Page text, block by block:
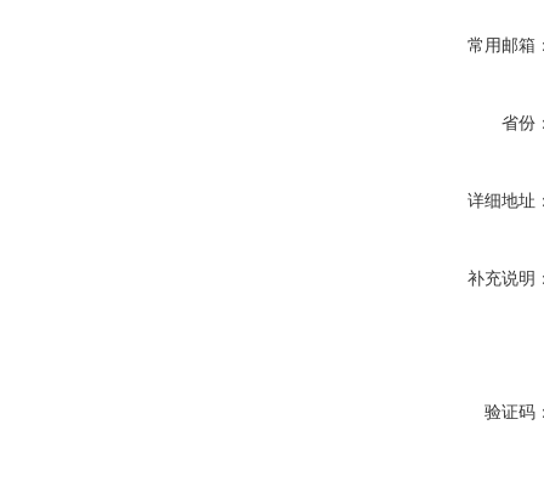
常用邮箱
省份
详细地址
补充说明
验证码